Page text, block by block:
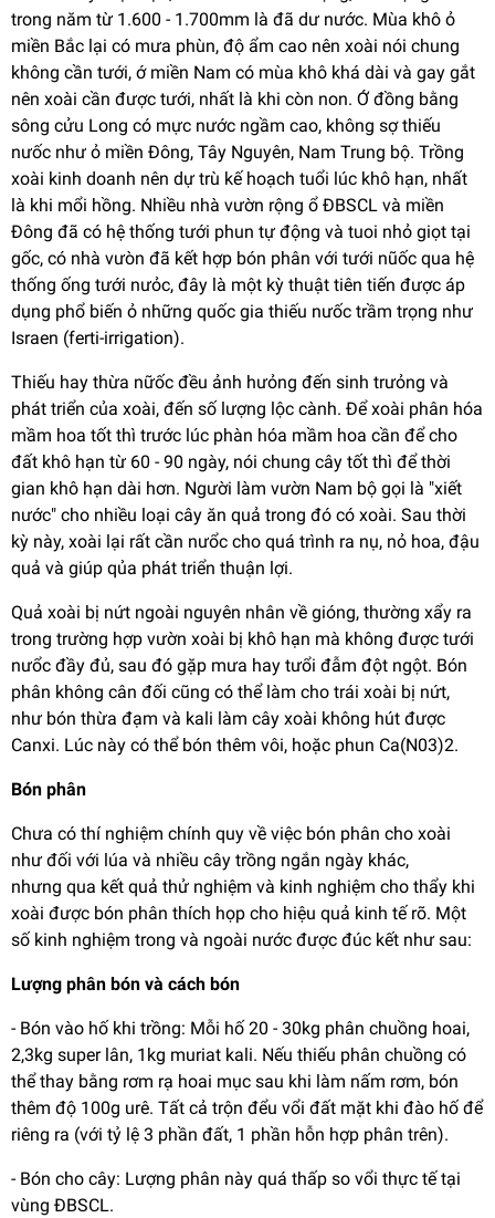
trong năm từ 1.600 - 1.700mm là đã dư nước. Mùa khô ỏ
miền Bắc lại có mưa phùn, độ ẩm cao nên xoài nói chung
không cần tưới, ớ miền Nam có mùa khô khá dài và gay gắt
nên xoài cần được tưới, nhất là khi còn non. Ớ đồng bằng
sông cửu Long có mực nước ngầm cao, không sợ thiếu
nưốc như ỏ miền Đông, Tây Nguyên, Nam Trung bộ. Trồng
xoài kinh doanh nên dự trù kế hoạch tuổi lúc khô hạn, nhất
là khi mổi hồng. Nhiều nhà vườn rộng ổ ĐBSCL và miền
Đông đã có hệ thống tưới phun tự động và tuoi nhỏ giọt tại
gốc, có nhà vưòn đã kết hợp bón phân với tưới nũốc qua hệ
thống ống tưới nưỏc, đây là một kỳ thuật tiên tiến được áp
dụng phổ biến ỏ những quốc gia thiếu nưốc trầm trọng như
Israen (ferti-irrigation).
Thiếu hay thừa nữốc đều ảnh hưỏng đến sinh trưỏng và
phát triển của xoài, đến số lượng lộc cành. Để xoài phân hóa
mầm hoa tốt thì trước lúc phàn hóa mầm hoa cần để cho
đất khô hạn từ 60 - 90 ngày, nói chung cây tốt thì để thời
gian khô hạn dài hơn. Người làm vườn Nam bộ gọi là "xiết
nước" cho nhiều loại cây ăn quả trong đó có xoài. Sau thời
kỳ này, xoài lại rất cần nưổc cho quá trình ra nụ, nỏ hoa, đậu
quả và giúp qủa phát triển thuận lợi.
Quả xoài bị nứt ngoài nguyên nhân về gióng, thường xẩy ra
trong trường hợp vườn xoài bị khô hạn mà không được tưới
nưổc đầy đủ, sau đó gặp mưa hay tưổi đẫm đột ngột. Bón
phân không cân đối cũng có thể làm cho trái xoài bị nứt,
như bón thừa đạm và kali làm cây xoài không hút được
Canxi. Lúc này có thể bón thêm vôi, hoặc phun Ca(N03)2.
Bón phân
Chưa có thí nghiệm chính quy về việc bón phân cho xoài
như đối với lúa và nhiều cây trồng ngắn ngày khác,
nhưng qua kết quả thử nghiệm và kinh nghiệm cho thẩy khi
xoài được bón phân thích họp cho hiệu quả kinh tế rõ. Một
số kinh nghiệm trong và ngoài nước được đúc kết như sau:
Lượng phân bón và cách bón
- Bón vào hố khi trồng: Mỗi hố 20 - 30kg phân chuồng hoai,
2,3kg super lân, 1kg muriat kali. Nếu thiếu phân chuồng có
thể thay bằng rơm rạ hoai mục sau khi làm nấm rơm, bón
thêm độ 100g urê. Tất cả trộn đểu vổi đất mặt khi đào hố để
riêng ra (với tỷ lệ 3 phần đất, 1 phần hỗn hợp phân trên).
- Bón cho cây: Lượng phân này quá thấp so vổi thực tế tại
vùng ĐBSCL.